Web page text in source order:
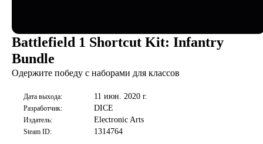
Battlefield 1 Shortcut Kit: Infantry
Bundle
Одержите победу с наборами для классов
Дата выхода: 11 июн. 2020 г.
Разработчик: DICE
Издатель: Electronic Arts
Steam ID: 1314764